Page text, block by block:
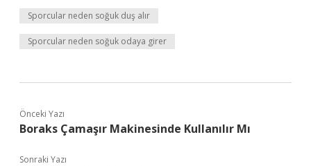
Sporcular neden soğuk duş alır
Sporcular neden soğuk odaya girer
Önceki Yazı
Boraks Çamaşır Makinesinde Kullanılır Mı
Sonraki Yazı